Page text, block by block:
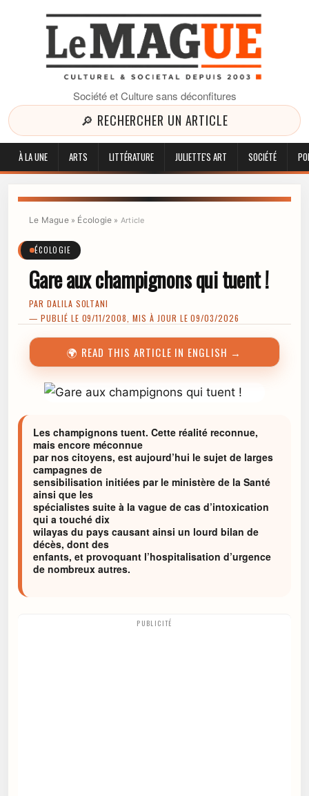
Société et Culture sans déconfitures
🔎 RECHERCHER UN ARTICLE
À LA UNE ARTS LITTÉRATURE JULIETTE'S ART SOCIÉTÉ
Le Mague» Écologie » Article
ÉCOLOGIE
Gare aux champignons qui tuent !
PAR DALILA SOLTANI
— PUBLIÉ LE 09/11/2008, MIS À JOUR LE 09/03/2026
🌍 READ THIS ARTICLE IN ENGLISH →
Les champignons tuent. Cette réalité reconnue,
mais encore méconnue
par nos citoyens, est aujourd’hui le sujet de larges
campagnes de
sensibilisation initiées par le ministère de la Santé
ainsi que les
spécialistes suite à la vague de cas d’intoxication
qui a touché dix
wilayas du pays causant ainsi un lourd bilan de
décès, dont des
enfants, et provoquant l’hospitalisation d’urgence
de nombreux autres.
PUBLICITÉ